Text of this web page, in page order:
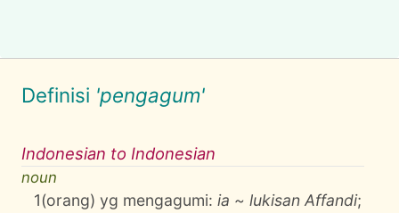
Definisi 'pengagum'
Indonesian to Indonesian
noun
1(orang) yg mengagumi:ia ~ lukisan Affandi;